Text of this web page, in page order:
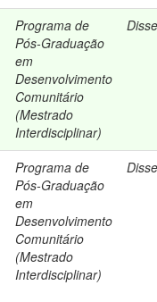
Programa de
Pós-Graduação
em
Desenvolvimento
Comunitário
(Mestrado
Interdisciplinar)
Programa de
Pós-Graduação
em
Desenvolvimento
Comunitário
(Mestrado
Interdisciplinar)